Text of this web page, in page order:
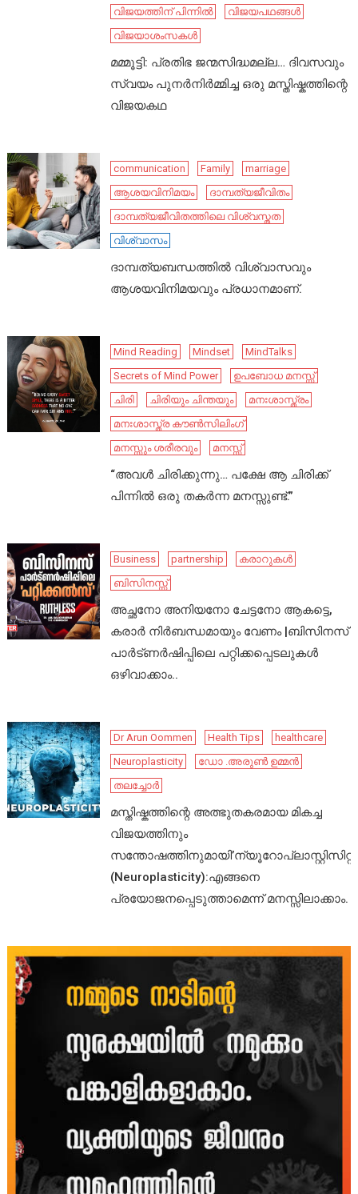
വിജയത്തിന് പിന്നിൽ
വിജയപഥങ്ങൾ
വിജയാശംസകൾ
മമ്മൂട്ടി: പ്രതിഭ ജന്മസിദ്ധമല്ല… ദിവസവും
സ്വയം പുനർനിർമ്മിച്ച ഒരു മസ്തിഷ്കത്തിന്റെ
വിജയകഥ
communication Family
marriage
ആശയവിനിമയം
ദാമ്പത്യജീവിതം
ദാമ്പത്യജീവിതത്തിലെ വിശ്വസ്തത
വിശ്വാസം
ദാമ്പത്യബന്ധത്തിൽ വിശ്വാസവും
ആശയവിനിമയവും പ്രധാനമാണ്.
Mind Reading Mindset
MindTalks
Secrets of Mind Power
ഉപബോധ മനസ്സ്
ചിരി
ചിരിയും ചിന്തയും
മനഃശാസ്ത്രം
മനഃശാസ്ത്ര കൗൺസിലിംഗ്
മനസ്സും ശരീരവും
മനസ്സ്
“അവൾ ചിരിക്കുന്നു… പക്ഷേ ആ ചിരിക്ക്
പിന്നിൽ ഒരു തകർന്ന മനസ്സുണ്ട്.”
Business partnership
കരാറുകൾ
ബിസിനസ്സ്
അച്ഛനോ അനിയനോ ചേട്ടനോ ആകട്ടെ,
കരാർ നിർബന്ധമായും വേണം |ബിസിനസ്
പാർട്ണർഷിപ്പിലെ പറ്റിക്കപ്പെടലുകൾ
ഒഴിവാക്കാം..
Dr Arun Oommen Health Tips
healthcare
Neuroplasticity
ഡോ .അരുൺ ഉമ്മൻ
തലച്ചോർ
മസ്തിഷ്കത്തിന്റെ അത്ഭുതകരമായ മികച്ച
വിജയത്തിനും
സന്തോഷത്തിനുമായി’ന്യൂറോപ്ലാസ്റ്റിസിറ്റി’
(Neuroplasticity):എങ്ങനെ
പ്രയോജനപ്പെടുത്താമെന്ന് മനസ്സിലാക്കാം.